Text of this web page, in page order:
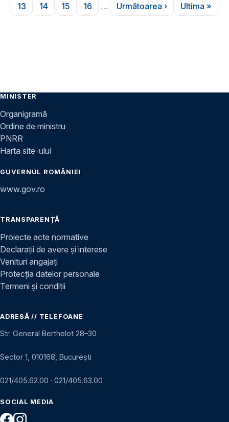
Pagina
13
Pagina
14
Pagina
15
Pagina
16 …
Pagina următoare
Următoarea ›
Ultima
Ultima »
MINISTER
Organigramă
Ordine de ministru
PNRR
Harta site-ului
GUVERNUL ROMÂNIEI
www.gov.ro
TRANSPARENȚĂ
Proiecte acte normative
Declarații de avere și interese
Venituri angajați
Protecția datelor personale
Termeni și condiții
ADRESĂ // TELEFOANE
Str. General Berthelot 28–30
Sector 1, 010168, București
021/405.62.00 · 021/405.63.00
SOCIAL MEDIA